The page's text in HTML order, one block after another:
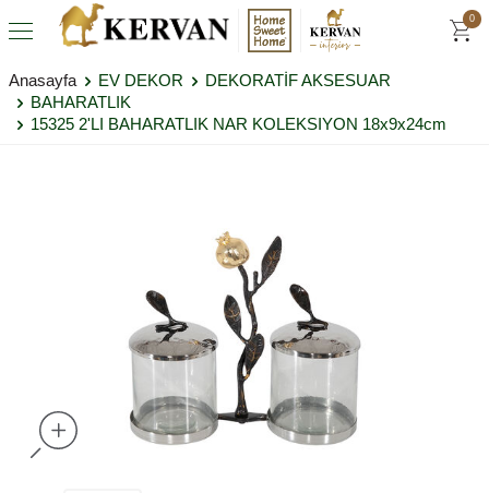
0
Anasayfa EV DEKOR
DEKORATİF AKSESUAR
BAHARATLIK
15325 2'LI BAHARATLIK NAR KOLEKSIYON 18x9x24cm